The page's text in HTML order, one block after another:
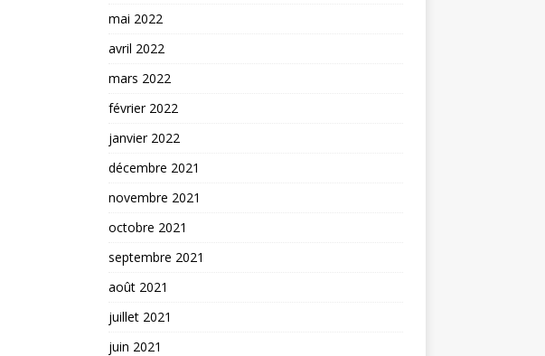
mai 2022
avril 2022
mars 2022
février 2022
janvier 2022
décembre 2021
novembre 2021
octobre 2021
septembre 2021
août 2021
juillet 2021
juin 2021